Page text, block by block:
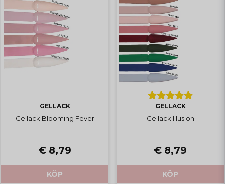
GELLACK
Gellack Blooming Fever
€ 8,79
KÖP
GELLACK
Gellack Illusion
€ 8,79
KÖP